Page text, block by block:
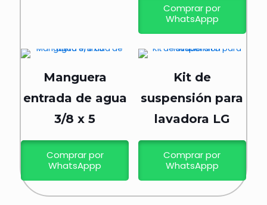
Comprar por
WhatsAppp
Manguera
entrada de agua
3/8 x 5
Comprar por
WhatsAppp
Kit de
suspensión para
lavadora LG
Comprar por
WhatsAppp